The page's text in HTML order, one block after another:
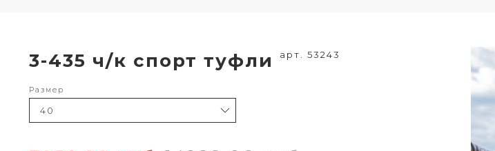
3-435 ч/к спорт туфли арт. 53243
Размер